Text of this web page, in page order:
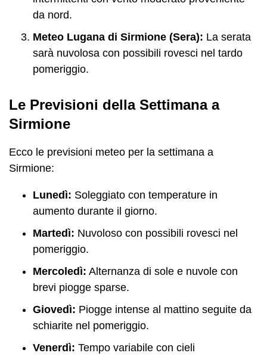
da nord.
Meteo Lugana di Sirmione (Sera): La serata
sarà nuvolosa con possibili rovesci nel tardo
pomeriggio.
Le Previsioni della Settimana a
Sirmione
Ecco le previsioni meteo per la settimana a
Sirmione:
Lunedì: Soleggiato con temperature in
aumento durante il giorno.
Martedì: Nuvoloso con possibili rovesci nel
pomeriggio.
Mercoledì: Alternanza di sole e nuvole con
brevi piogge sparse.
Giovedì: Piogge intense al mattino seguite da
schiarite nel pomeriggio.
Venerdì: Tempo variabile con cieli